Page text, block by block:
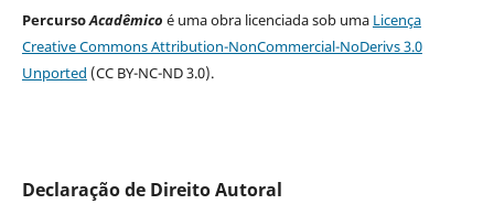
PercursoAcadêmico é uma obra licenciada sob uma Licença
Creative Commons Attribution-NonCommercial-NoDerivs 3.0
Unported (CC BY-NC-ND 3.0).
Declaração de Direito Autoral